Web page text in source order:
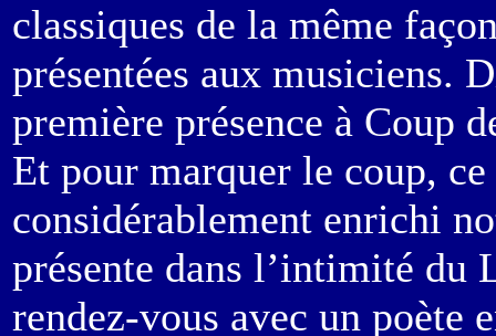
classiques de la même
présentées aux musiciens.
première présence à Coup
Et pour marquer le coup,
considérablement enrichi
présente dans l’intimité du
rendez-vous avec un poète